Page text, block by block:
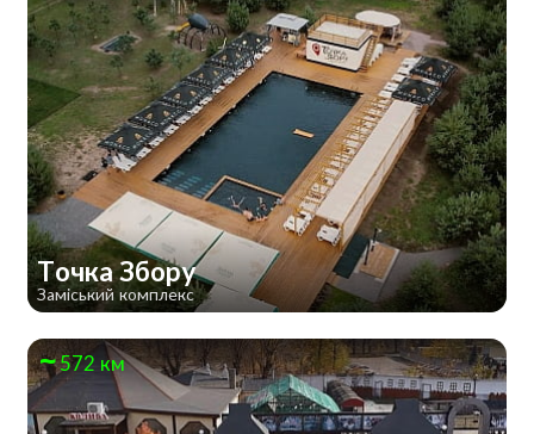
Точка Збору
Заміський комплекс
572 км